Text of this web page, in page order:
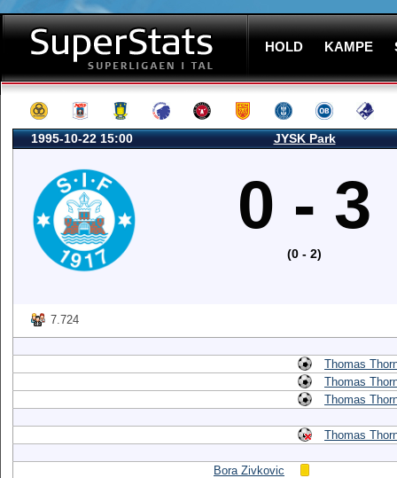
HOLD KAMPE
1995-10-22 15:00 JYSK Park
0 - 3
(0 - 2)
7.724
Thomas
Thomas
Thomas
Thomas
Bora Zivkovic